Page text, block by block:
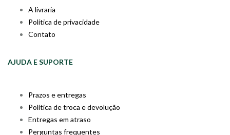
A livraria
Política de privacidade
Contato
AJUDA E SUPORTE
Prazos e entregas
Política de troca e devolução
Entregas em atraso
Perguntas frequentes